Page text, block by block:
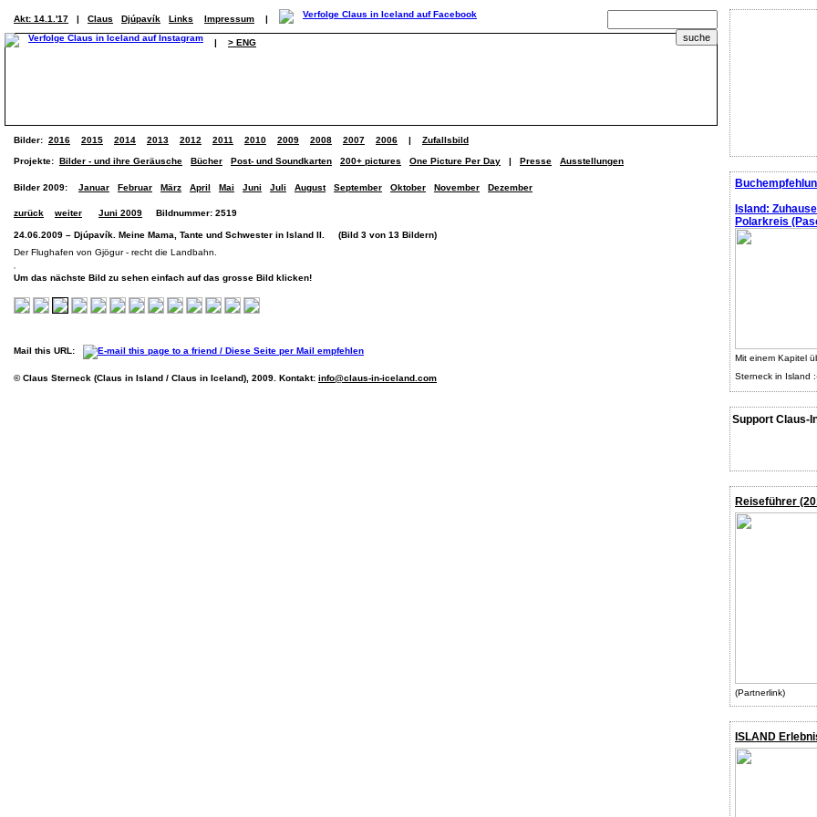
Island:
Polarkreis
Mit einem Kapitel
Sterneck in Island
Support Claus-
Reiseführer
(Partnerlink)
ISLAND
Akt: 14.1.'17 | Claus Djúpavík Links Impressum |
| > ENG
Bilder: 2016 2015 2014 2013 2012 2011 2010 2009 2008 2007 2006 | Zufallsbild
Projekte: Bilder - und ihre Geräusche Bücher Post- und Soundkarten 200+ pictures One Picture Per Day | Presse Ausstellungen
Bilder 2009: Januar Februar März April Mai Juni Juli August September Oktober November Dezember
zurück weiter Juni 2009 Bildnummer: 2519
24.06.2009 – Djúpavík. Meine Mama, Tante und Schwester in Island II. (Bild 3 von 13 Bildern)
Der Flughafen von Gjögur - recht die Landbahn.
Um das nächste Bild zu sehen einfach auf das grosse Bild klicken!
Mail this URL:
© Claus Sterneck (Claus in Island / Claus in Iceland), 2009. Kontakt: info@claus-in-iceland.com